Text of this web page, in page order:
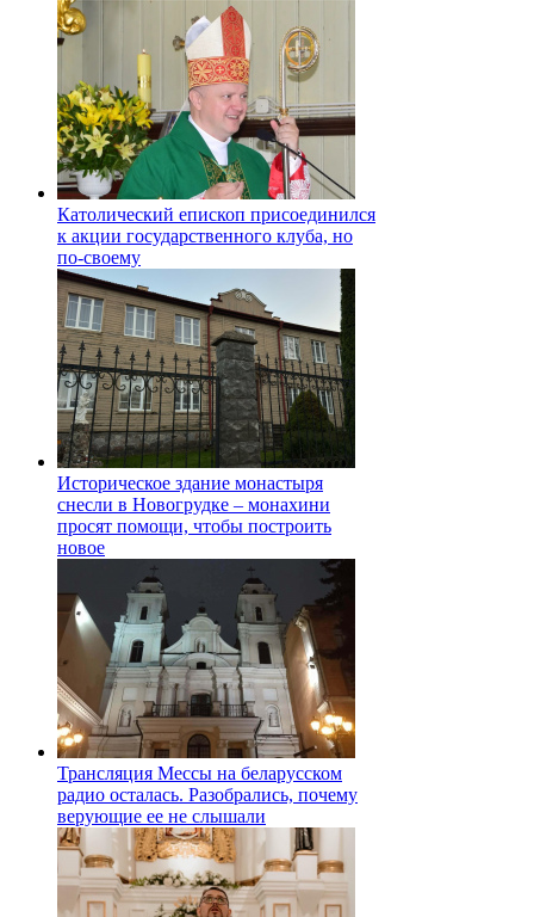
Католический епископ присоединился
к акции государственного клуба, но
по-своему
Историческое здание монастыря
снесли в Новогрудке – монахини
просят помощи, чтобы построить
новое
Трансляция Мессы на беларусском
радио осталась. Разобрались, почему
верующие ее не слышали